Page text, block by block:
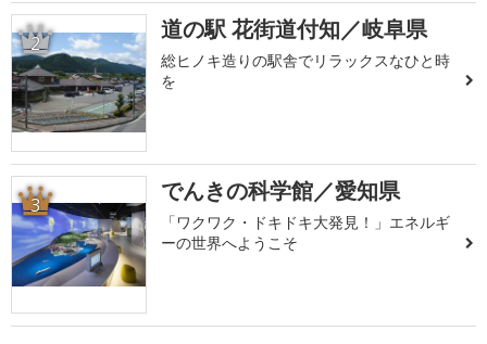
2 道の駅 花街道付知／岐阜県
総ヒノキ造りの駅舎でリラックスなひと時
を
3 でんきの科学館／愛知県
「ワクワク・ドキドキ大発見！」エネルギ
ーの世界へようこそ